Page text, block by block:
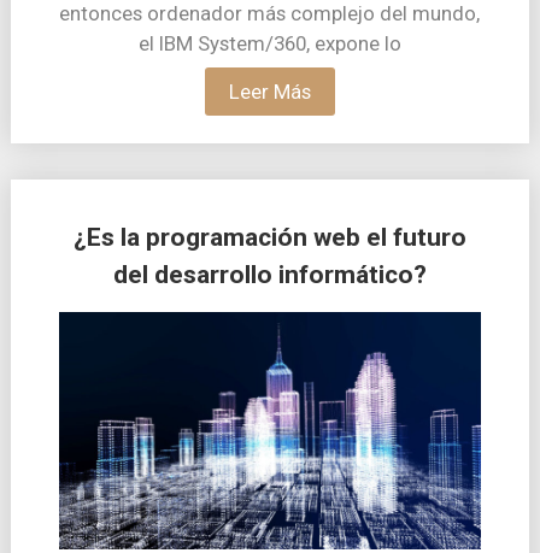
entonces ordenador más complejo del mundo,
el IBM System/360, expone lo
Leer Más
¿Es la programación web el futuro
del desarrollo informático?